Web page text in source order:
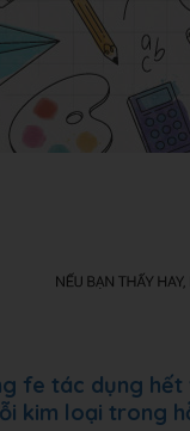
fe tác dụng
kim loại trong